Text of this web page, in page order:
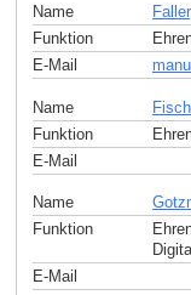
Name
Funktion
E-Mail
Name
Funktion
E-Mail
Name
Funktion
E-Mail